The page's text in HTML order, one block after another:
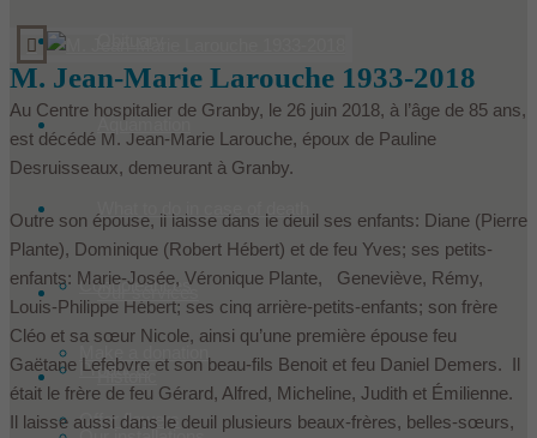
Aquamation
Condoleances
Make a donation
Offer flowers
Our services
Products
Historic
M. Jean-Marie Larouche 1933-2018
Au Centre hospitalier de Granby, le 26 juin 2018, à l’âge de 85 ans,
est décédé M. Jean-Marie Larouche, époux de Pauline
Desruisseaux, demeurant à Granby.
Outre son épouse, il laisse dans le deuil ses enfants: Diane (Pierre
Plante), Dominique (Robert Hébert) et de feu Yves; ses petits-
enfants: Marie-Josée, Véronique Plante, Geneviève, Rémy,
Louis-Philippe Hébert; ses cinq arrière-petits-enfants; son frère
Cléo et sa sœur Nicole, ainsi qu’une première épouse feu
Gaëtane Lefebvre et son beau-fils Benoit et feu Daniel Demers. Il
était le frère de feu Gérard, Alfred, Micheline, Judith et Émilienne.
Il laisse aussi dans le deuil plusieurs beaux-frères, belles-sœurs,